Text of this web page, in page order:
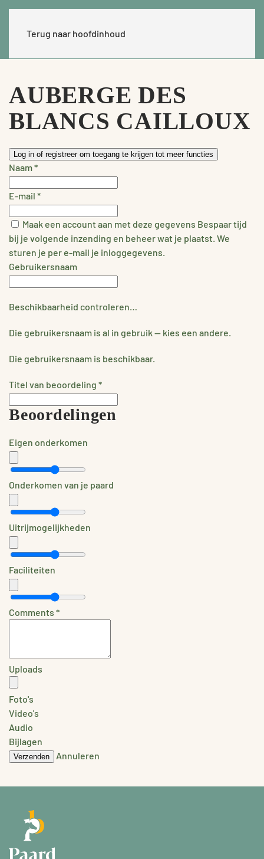
Terug naar hoofdinhoud
AUBERGE DES
BLANCS CAILLOUX
Log in of registreer om toegang te krijgen tot meer functies
Naam*
E-mail *
Maak een account aan met deze gegevens Bespaar tijd
bij je volgende inzending en beheer wat je plaatst. We
sturen je per e-mail je inloggegevens.
Gebruikersnaam
Beschikbaarheid controleren…
Die gebruikersnaam is al in gebruik — kies een andere.
Die gebruikersnaam is beschikbaar.
Titel van beoordeling *
Beoordelingen
Eigen onderkomen
Onderkomen van je paard
Uitrijmogelijkheden
Faciliteiten
Comments *
Uploads
Foto's
Video's
Audio
Bijlagen
Verzenden Annuleren